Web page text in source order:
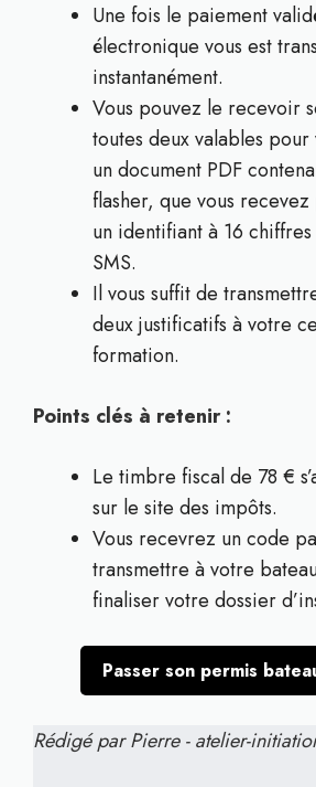
Une fois le paiement
électronique vous est
instantanément.
Vous pouvez le recevoir
toutes deux valables
un document PDF
flasher, que vous
un identifiant à 16
SMS.
Il vous suffit de
deux justificatifs à votre
formation.
Points clés à retenir :
Le timbre fiscal de 78 €
sur le site des impôts.
Vous recevrez un code
transmettre à votre
finaliser votre dossier
Passer son permis
Rédigé par Pierre - atelier-